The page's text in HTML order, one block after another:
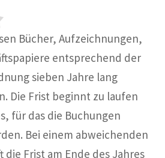
Bücher, Aufzeichnungen,
entsprechend der
sieben Jahre lang
Die Frist beginnt zu laufen
für das die Buchungen
Bei einem abweichenden
die Frist am Ende des Jahres